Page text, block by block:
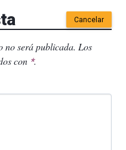
Cancelar
no será publicada. Los
con *.